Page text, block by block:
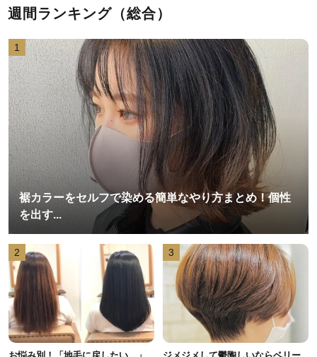
週間ランキング（総合）
1
裾カラーをセルフで染める簡単なやり方まとめ！個性
を出す...
2 3